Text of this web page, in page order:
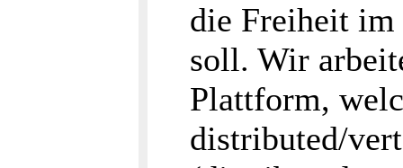
die Freiheit im
soll. Wir
Plattform,
distributed/